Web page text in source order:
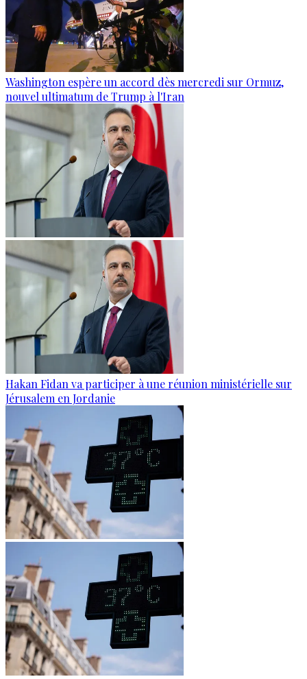
Washington espère un accord dès mercredi sur Ormuz,
nouvel ultimatum de Trump à l'Iran
Hakan Fidan va participer à une réunion ministérielle sur
Jérusalem en Jordanie